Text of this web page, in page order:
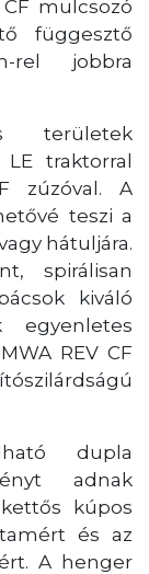
mulcsozó
függesztő
rel jobbra
területek
traktorral
zúzóval. A
teszi a
hátuljára.
spirálisan
kiváló
egyenletes
REV CF
dupla
adnak
kúpos
és az
A henger